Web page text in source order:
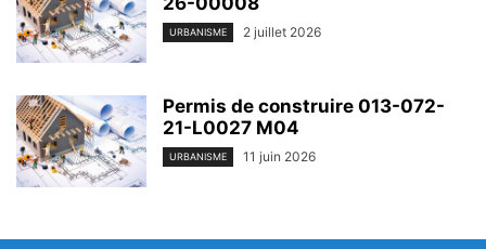
URBANISME 2 juillet 2026
Permis de construire 013-072-
21-L0027 M04
URBANISME 11 juin 2026